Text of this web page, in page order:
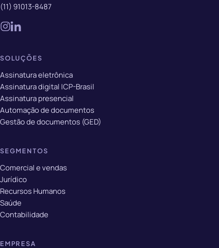
(11) 91013-8487
SOLUÇÕES
Assinatura eletrônica
Assinatura digital ICP-Brasil
Assinatura presencial
Automação de documentos
Gestão de documentos (GED)
SEGMENTOS
Comercial e vendas
Jurídico
Recursos Humanos
Saúde
Contabilidade
EMPRESA